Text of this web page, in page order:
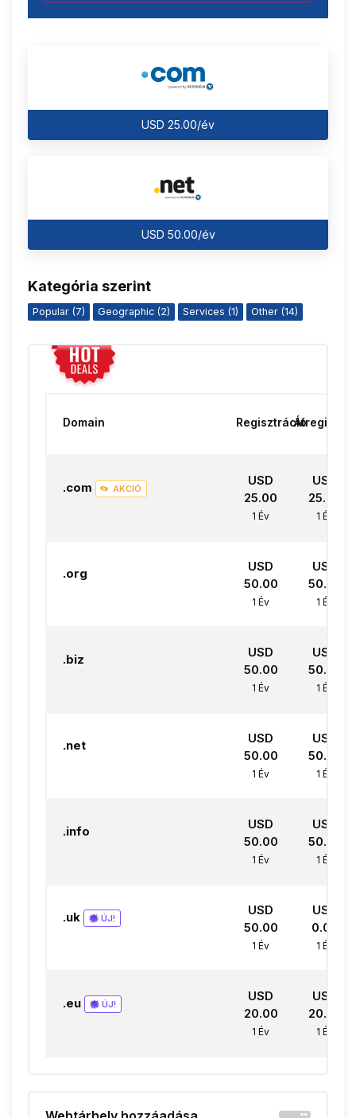
USD 25.00/év
USD 50.00/év
Kategória szerint
Popular (7) Geographic (2) Services (1) Other (14)
Domain Regisztráció
.com AKCIÓ
USD
25.00
1 Év
USD
25.00
1 Év
.org
USD
50.00
1 Év
USD
50.00
1 Év
.biz
USD
50.00
1 Év
USD
50.00
1 Év
.net
USD
50.00
1 Év
USD
50.00
1 Év
.info
USD
50.00
1 Év
USD
50.00
1 Év
.uk ÚJ!
USD
50.00
1 Év
USD
0.00
1 Év
.eu ÚJ!
USD
20.00
1 Év
USD
20.00
1 Év